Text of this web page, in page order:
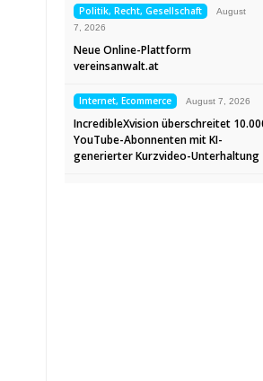
Politik, Recht, Gesellschaft
August
7, 2026
Neue Online-Plattform
vereinsanwalt.at
Internet, Ecommerce August 7, 2026
IncredibleXvision überschreitet
YouTube-Abonnenten mit KI-
generierter Kurzvideo-Unterhaltung